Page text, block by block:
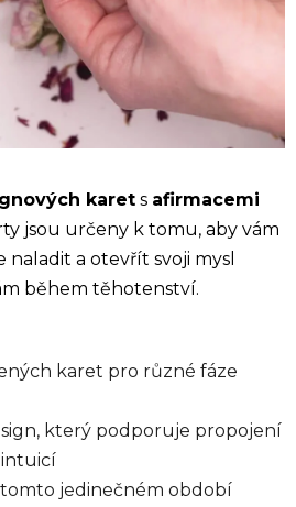
karet s afirmacemi
jsou určeny k tomu, aby vám
a otevřít svoji mysl
během těhotenství.
karet pro různé fáze
který podporuje propojení
intuicí
jedinečném období